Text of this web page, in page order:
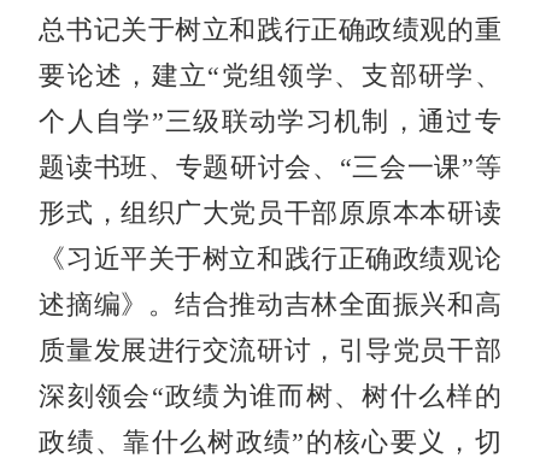
总书记关于树立和践行正确政绩观的重
要论述，建立“党组领学、支部研学、
个人自学”三级联动学习机制，通过专
题读书班、专题研讨会、“三会一课”等
形式，组织广大党员干部原原本本研读
《习近平关于树立和践行正确政绩观论
述摘编》。结合推动吉林全面振兴和高
质量发展进行交流研讨，引导党员干部
深刻领会“政绩为谁而树、树什么样的
政绩、靠什么树政绩”的核心要义，切